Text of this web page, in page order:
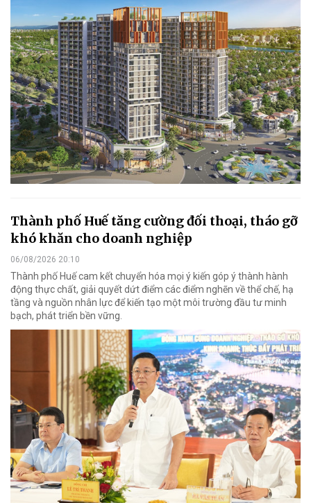
Thành phố Huế tăng cường đối thoại, tháo gỡ
khó khăn cho doanh nghiệp
06/08/2026 20:10
Thành phố Huế cam kết chuyển hóa mọi ý kiến góp ý thành hành
động thực chất, giải quyết dứt điểm các điểm nghẽn về thể chế, hạ
tầng và nguồn nhân lực để kiến tạo một môi trường đầu tư minh
bạch, phát triển bền vững.